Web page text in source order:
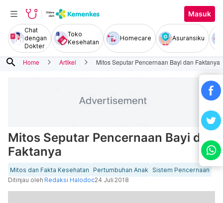
Masuk
Chat
dengan
Dokter
Toko
Kesehatan
Homecare Asuransiku
search Home Artikel Mitos Seputar Pencernaan Bayi dan Faktanya
Mitos Seputar Pencernaan Bayi dan
Faktanya
Mitos dan Fakta Kesehatan Pertumbuhan Anak
Sistem Pencernaan
Ditinjau oleh Redaksi Halodoc24 Juli 2018